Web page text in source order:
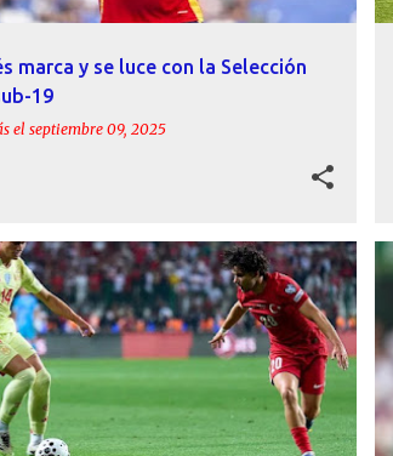
marca y se luce con la Selección
19
el septiembre 09, 2025
DE FRUTOS LEVANTE UD +